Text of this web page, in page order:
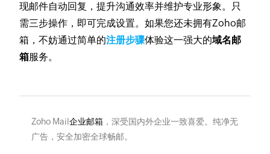
现邮件自动回复，提升沟通效率并维护专业形象。只
需三步操作，即可完成设置。如果您还未拥有Zoho邮
箱，不妨通过简单的注册步骤体验这一强大的域名邮
箱服务。
Zoho Mail企业邮箱，深受国内外企业一致喜爱。纯净无
广告，安全加密全球畅邮。